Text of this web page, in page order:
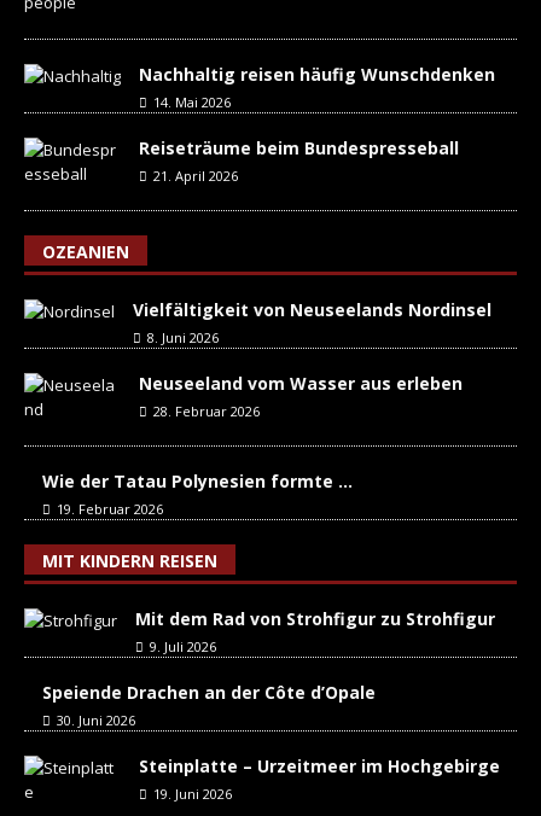
Nachhaltig reisen häufig Wunschdenken
14. Mai 2026
Reiseträume beim Bundespresseball
21. April 2026
OZEANIEN
Vielfältigkeit von Neuseelands Nordinsel
8. Juni 2026
Neuseeland vom Wasser aus erleben
28. Februar 2026
Wie der Tatau Polynesien formte …
19. Februar 2026
MIT KINDERN REISEN
Mit dem Rad von Strohfigur zu Strohfigur
9. Juli 2026
Speiende Drachen an der Côte d’Opale
30. Juni 2026
Steinplatte – Urzeitmeer im Hochgebirge
19. Juni 2026